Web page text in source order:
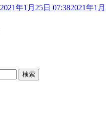
2021年1月25日 07:382021年1
検索